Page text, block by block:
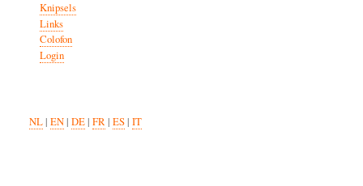
Knipsels
Links
Colofon
Login
NL| EN| DE| FR| ES| IT